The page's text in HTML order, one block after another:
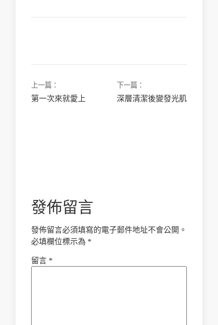
上一篇：
第一次來就愛上
下一篇：
深層清潔後變發光肌
發佈留言
發佈留言必須填寫的電子郵件地址不會公開。
必填欄位標示為 *
留言 *